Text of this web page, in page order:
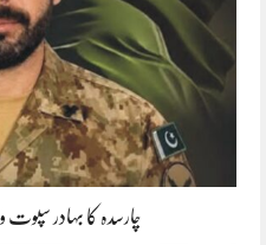
چارسدہ کا بہادر